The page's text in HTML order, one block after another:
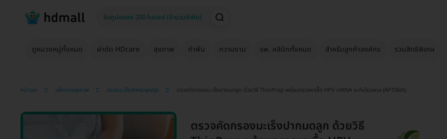
ดูหมวดหมู่ทั้งหมด ผ่าตัด HDcare สุขภาพ ทำฟัน ความงาม รพ. คลินิกทั้งหมด สำหรับลูกค้าองค์กร รวมสิทธิพิเศษ
หน้าแรก แพ็กเกจสุขภาพ ตรวจมะเร็งสำหรับผู้หญิง ตรวจคัดกรองมะเร็งปากมดลูก ด้วยวิธี ThinPrep พร้อมตรวจหาเชื้อ HPV mRNA ระดับโมเลกุล (APTIMA)
ตรวจคัดกรองมะเร็งปากมดลูก ด้วยวิธี